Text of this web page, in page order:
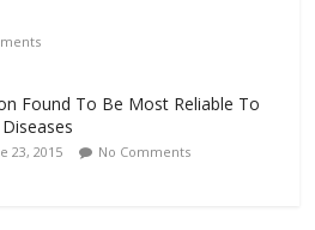
Found To Be Most Reliable To
23, 2015 No Comments